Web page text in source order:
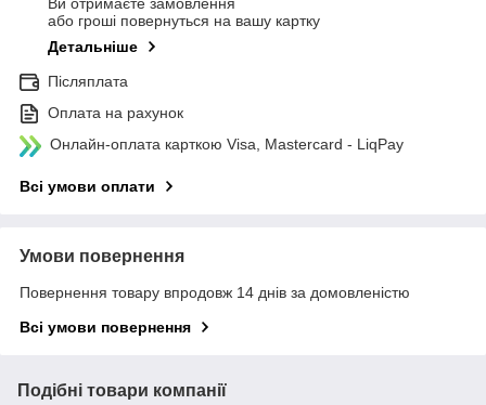
Ви отримаєте замовлення
або гроші повернуться на вашу картку
Детальніше
Післяплата
Оплата на рахунок
Онлайн-оплата карткою Visa, Mastercard - LiqPay
Всі умови оплати
Умови повернення
Повернення товару впродовж 14 днів за домовленістю
Всі умови повернення
Подібні товари компанії